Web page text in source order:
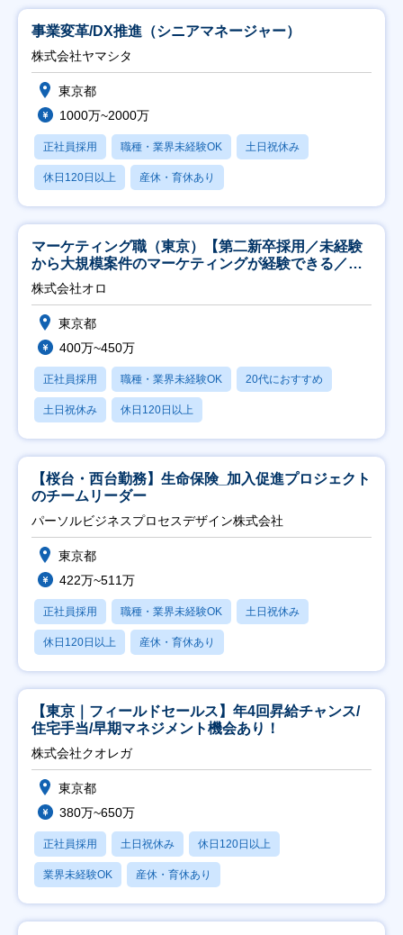
事業変革/DX推進（シニアマネージャー）
株式会社ヤマシタ
東京都
1000万~2000万
正社員採用 職種・業界未経験OK 土日祝休み
休日120日以上 産休・育休あり
マーケティング職（東京）【第二新卒採用／未経験
から大規模案件のマーケティングが経験できる／研
修充実】
株式会社オロ
東京都
400万~450万
正社員採用 職種・業界未経験OK 20代におすすめ
土日祝休み 休日120日以上
【桜台・西台勤務】生命保険_加入促進プロジェクト
のチームリーダー
パーソルビジネスプロセスデザイン株式会社
東京都
422万~511万
正社員採用 職種・業界未経験OK 土日祝休み
休日120日以上 産休・育休あり
【東京｜フィールドセールス】年4回昇給チャンス/
住宅手当/早期マネジメント機会あり！
株式会社クオレガ
東京都
380万~650万
正社員採用 土日祝休み 休日120日以上
業界未経験OK 産休・育休あり